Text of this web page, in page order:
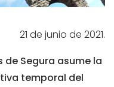
21 de junio de 2021.
de Segura asume la
temporal del